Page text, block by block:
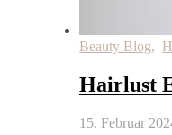
Beauty Blog,
Hairlust
15. Februar